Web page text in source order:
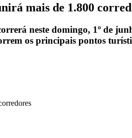
mais de 1.800
neste domingo, 1º de
os principais pontos